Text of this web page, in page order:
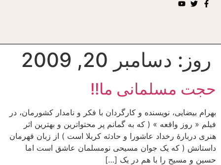
روز: دسامبر 20, 2009
حجت مسلمانی ما!!
بهرام بیضایی، نویسنده و کارگردان با فکر و نامدار کشورمان، در
فیلم « روز واقعه » ( که به گمانم پر محتواترین و بهترین اثر
هنری دربارهٔ رخداد عاشورا و حادثه کربلا است ) از زبان قهرمان
داستانش ( که یک جوان مسیحی نومسلمان عاشق است اما
حسین و مسیح را با هم در یک […]